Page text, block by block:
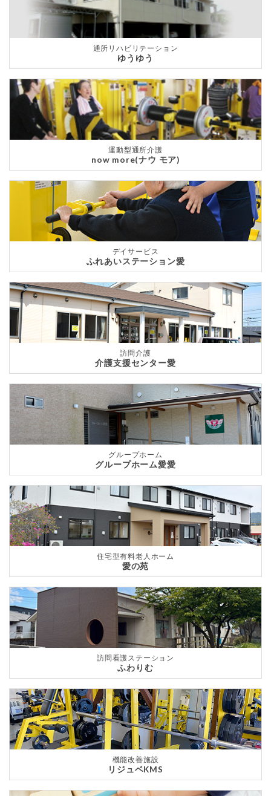
通所リハビリテーション
ゆうゆう
運動型通所介護
now more(ナウ モア)
デイサービス
ふれあいステーション愛
訪問介護
介護支援センター愛
グループホーム
グループホーム愛愛
住宅型有料老人ホーム
愛の苑
訪問看護ステーション
ふわりむ
機能改善施設
リジュベKMS